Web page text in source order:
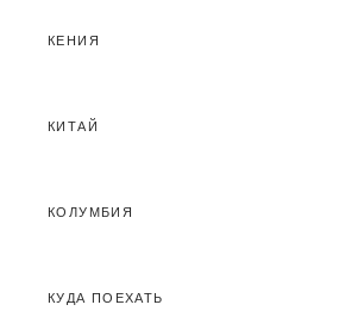
КЕНИЯ
КИТАЙ
КОЛУМБИЯ
КУДА ПОЕХАТЬ